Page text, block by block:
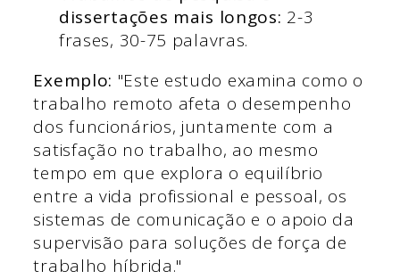
dissertações mais longos: 2-3
frases, 30-75 palavras.
Exemplo: "Este estudo examina como o
trabalho remoto afeta o desempenho
dos funcionários, juntamente com a
satisfação no trabalho, ao mesmo
tempo em que explora o equilíbrio
entre a vida profissional e pessoal, os
sistemas de comunicação e o apoio da
supervisão para soluções de força de
trabalho híbrida."